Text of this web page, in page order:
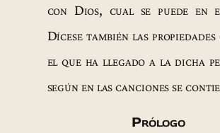
con Dios, cual se puede en
Dícese también las
el que ha llegado a la dicha
según en las canciones se
Prólogo